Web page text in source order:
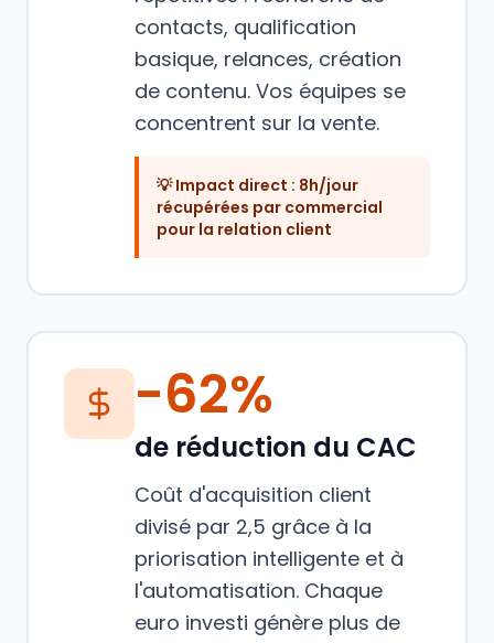
contacts, qualification
basique, relances, création
de contenu. Vos équipes se
concentrent sur la vente.
💡 Impact direct : 8h/jour
récupérées par commercial
pour la relation client
-62%
de réduction du CAC
Coût d'acquisition client
divisé par 2,5 grâce à la
priorisation intelligente et à
l'automatisation. Chaque
euro investi génère plus de